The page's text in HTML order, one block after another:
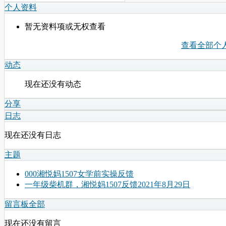
个人资料
暂无资料项或无权查看
查看全部个
动态
现在还没有动态
分享
日志
现在还没有日志
主题
000湘悦妈1507女学前实操反馈
一年级柴机群，湘悦妈1507反馈2021年8月29日
留言板全部
现在还没有留言